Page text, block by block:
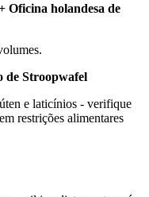
Oficina holandesa de
de Stroopwafel
e laticínios - verifique
restrições alimentares